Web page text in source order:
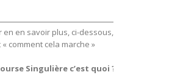
en en savoir plus, ci-dessous, un
« comment cela marche »
Singulière c’est quoi ?